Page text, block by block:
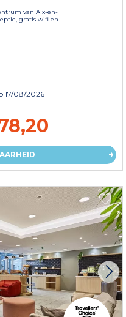
van Aix-en-
gratis wifi en...
17/08/2026